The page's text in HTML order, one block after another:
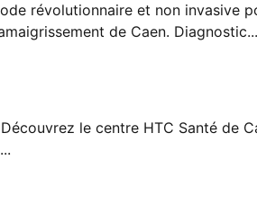
révolutionnaire et non
de Caen. Diagnostic...
le centre HTC Santé de